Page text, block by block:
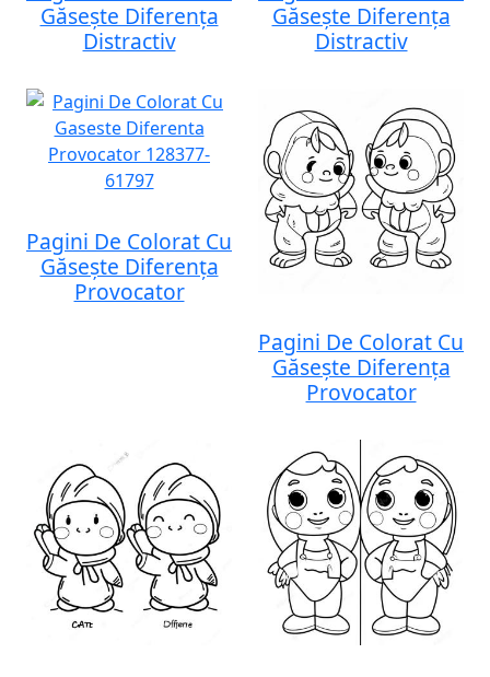
Găsește Diferența
Distractiv
Găsește Diferența
Distractiv
Pagini De Colorat Cu
Găsește Diferența
Provocator
Pagini De Colorat Cu
Găsește Diferența
Provocator